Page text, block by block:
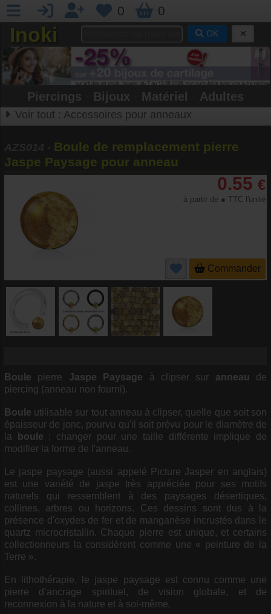
0 0
Inoki OK
Piercings Bijoux Matériel Adultes
Voir tout : Accessoires pour anneaux
Boule de remplacement pierre
Jaspe Paysage pour anneau
0.55 €
à partir de ● TTC l'unité
Commander
Boule pierre Jaspe Paysage à clipser sur anneau de
piercing (anneau non fourni).
Boule utilisable sur tout anneau à clipser, quelle que soit son
épaisseur de jonc, pourvu qu'il soit prévu pour le diamètre de
la
boule ; changer pour une taille différente implique de
modifier la forme de l'anneau.
Le jaspe paysage (aussi appelé Picture Jasper en anglais)
est une variété de jaspe très appréciée pour ses motifs
naturels qui ressemblent à des paysages désertiques,
collines, arbres ou horizons. Ces dessins sont dus à la
présence d'oxydes de fer et de manganèse incrustés dans le
quartz microcristallin. Chaque pierre est unique, et certains
collectionneurs la considèrent comme une « peinture de la
Terre ».
En lithothérapie, le jaspe paysage est connu comme une
pierre d’ancrage spirituel, de vision globale, et de
reconnexion à la nature et à soi-même.